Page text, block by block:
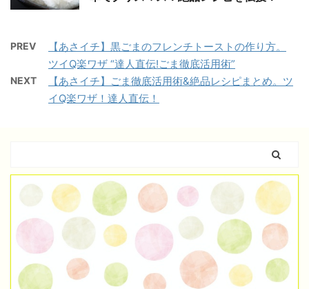
PREV
【あさイチ】黒ごまのフレンチトーストの作り方。
ツイQ楽ワザ “達人直伝!ごま徹底活用術”
NEXT
【あさイチ】ごま徹底活用術&絶品レシピまとめ。ツ
イQ楽ワザ！達人直伝！